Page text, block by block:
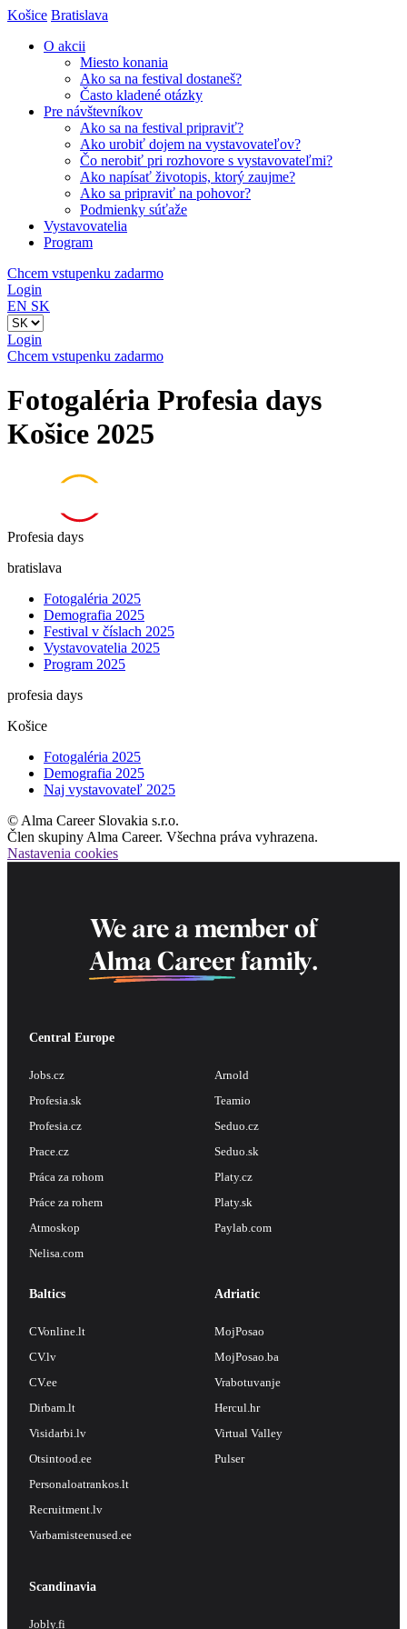
Košice Bratislava
O akcii
Miesto konania
Ako sa na festival dostaneš?
Často kladené otázky
Pre návštevníkov
Ako sa na festival pripraviť?
Ako urobiť dojem na vystavovateľov?
Čo nerobiť pri rozhovore s vystavovateľmi?
Ako napísať životopis, ktorý zaujme?
Ako sa pripraviť na pohovor?
Podmienky súťaže
Vystavovatelia
Program
Chcem vstupenku zadarmo
Login
EN SK
Login
Chcem vstupenku zadarmo
Fotogaléria Profesia days
Košice 2025
Profesia days
bratislava
Fotogaléria 2025
Demografia 2025
Festival v číslach 2025
Vystavovatelia 2025
Program 2025
profesia days
Košice
Fotogaléria 2025
Demografia 2025
Naj vystavovateľ 2025
© Alma Career Slovakia s.r.o.
Člen skupiny Alma Career. Všechna práva vyhrazena.
Nastavenia cookies
We are a member of
Alma Career family.
Central Europe
Jobs.cz
Profesia.sk
Profesia.cz
Prace.cz
Práca za rohom
Práce za rohem
Atmoskop
Nelisa.com
Arnold
Teamio
Seduo.cz
Seduo.sk
Platy.cz
Platy.sk
Paylab.com
Baltics
CVonline.lt
CV.lv
CV.ee
Dirbam.lt
Visidarbi.lv
Otsintood.ee
Personaloatrankos.lt
Recruitment.lv
Varbamisteenused.ee
Adriatic
MojPosao
MojPosao.ba
Vrabotuvanje
Hercul.hr
Virtual Valley
Pulser
Scandinavia
Jobly.fi